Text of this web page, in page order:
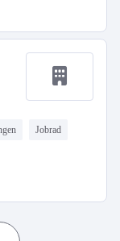
Jobrad